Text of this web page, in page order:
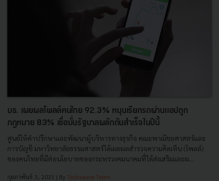
มธ. เผยผลโพลล์คนไทย 92.3% หนุนเรียกรถผ่านแอปถูก
กฎหมาย 83% เชื่อมั่นรัฐบาลผลักดันสำเร็จในปีนี้
ศูนย์ให้คำปรึกษาและพัฒนาผู้บริหารทางธุรกิจ คณะพาณิชยศาสตร์และ
การบัญชี มหาวิทยาลัยธรรมศาสตร์ได้เผยผลสำรวจความคิดเห็น (โพลล์)
ของคนไทยที่มีต่อนโยบายของกระทรวงคมนาคมที่ได้ส่งเสริมและผ...
กุมภาพันธ์ 3, 2021 | By Techsauce Team